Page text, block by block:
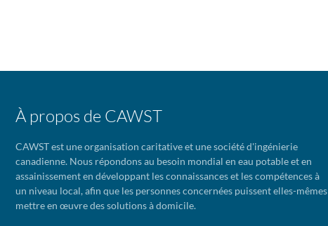
À propos de CAWST
CAWST est une organisation caritative et une société d'ingénierie
canadienne. Nous répondons au besoin mondial en eau potable et en
assainissement en développant les connaissances et les compétences à
un niveau local, afin que les personnes concernées puissent elles-mêmes
mettre en œuvre des solutions à domicile.